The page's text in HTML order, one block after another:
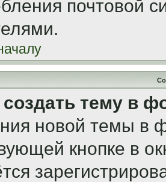
почтовой
создать тему в
новой темы в
кнопке в